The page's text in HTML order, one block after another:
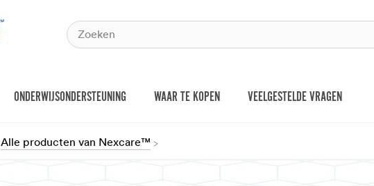
ONDERWIJSONDERSTEUNING WAAR TE KOPEN VEELGESTELDE VRAGEN
Alle producten van Nexcare™